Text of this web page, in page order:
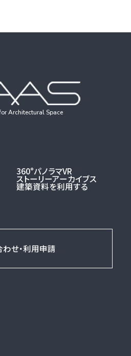
Architectural Space
360°パノラマVR
ストーリーアーカイブス
建築資料を利用する
せ・利用申請